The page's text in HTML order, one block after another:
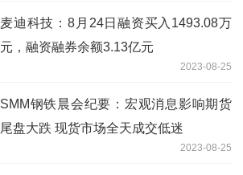
麦迪科技：8月24日融资买入1493.08万
元，融资融券余额3.13亿元
2023-08-25
SMM钢铁晨会纪要：宏观消息影响期货
尾盘大跌 现货市场全天成交低迷
2023-08-25